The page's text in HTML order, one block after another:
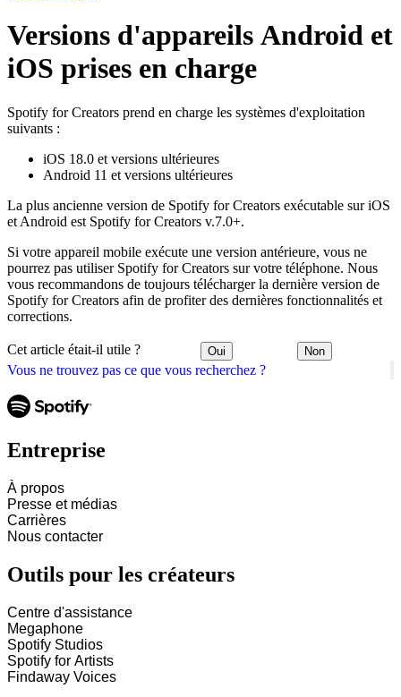
Vous ne trouvez pas ce que vous recherchez ?
Versions d'appareils Android et
iOS prises en charge
Spotify for Creators prend en charge les systèmes d'exploitation
suivants :
iOS 18.0 et versions ultérieures
Android 11 et versions ultérieures
La plus ancienne version de Spotify for Creators exécutable sur iOS
et Android est Spotify for Creators v.7.0+.
Si votre appareil mobile exécute une version antérieure, vous ne
pourrez pas utiliser Spotify for Creators sur votre téléphone. Nous
vous recommandons de toujours télécharger la dernière version de
Spotify for Creators afin de profiter des dernières fonctionnalités et
corrections.
Cet article était-il utile ? Oui Non
Entreprise
À propos
Presse et médias
Carrières
Nous contacter
Outils pour les créateurs
Centre d'assistance
Megaphone
Spotify Studios
Spotify for Artists
Findaway Voices